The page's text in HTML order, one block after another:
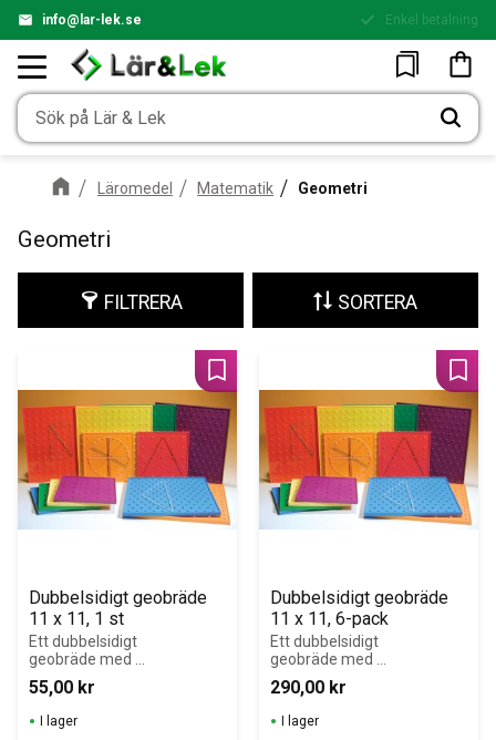
info@lar-lek.se Enkel betalning
Favoriter
Läromedel Matematik Geometri
Geometri
FILTRERA SORTERA
Dubbelsidigt geobräde
11 x 11, 1 st
Ett dubbelsidigt
geobräde med
11 x 11 piggar
på ena sidan
och
\nisometriskt
55,00 kr
Lägg till i favoriter
I lager
Dubbelsidigt geobräde
11 x 11, 6-pack
Ett dubbelsidigt
geobräde med
11 x 11 piggar
på ena sidan
och isometriskt
mönster på
290,00 kr
I lager